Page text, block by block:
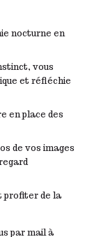
nocturne en
vous
et réfléchie
en place des
de vos images
profiter de la
par mail à